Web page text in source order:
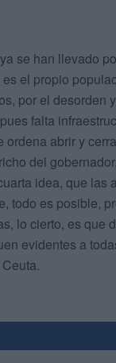
se han llevado
el propio
por el desorden
falta
ordena abrir y
del
idea, que
todo es posible,
lo cierto, es
evidentes a